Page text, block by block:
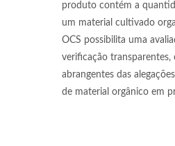
produto contém a
um material cultivado
OCS possibilita uma
verificação transparentes,
abrangentes das
de material orgânico em